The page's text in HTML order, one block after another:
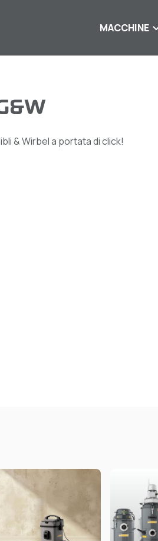
MACCHINE
& Wirbel a portata di click!